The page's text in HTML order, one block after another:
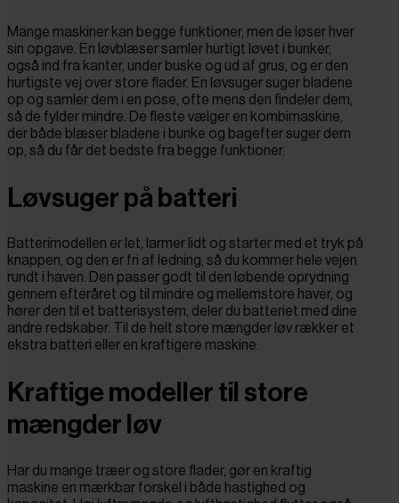
Mange maskiner kan begge funktioner, men de løser hver
sin opgave. En løvblæser samler hurtigt løvet i bunker,
også ind fra kanter, under buske og ud af grus, og er den
hurtigste vej over store flader. En løvsuger suger bladene
op og samler dem i en pose, ofte mens den findeler dem,
så de fylder mindre. De fleste vælger en kombimaskine,
der både blæser bladene i bunke og bagefter suger dem
op, så du får det bedste fra begge funktioner.
Løvsuger på batteri
Batterimodellen er let, larmer lidt og starter med et tryk på
knappen, og den er fri af ledning, så du kommer hele vejen
rundt i haven. Den passer godt til den løbende oprydning
gennem efteråret og til mindre og mellemstore haver, og
hører den til et batterisystem, deler du batteriet med dine
andre redskaber. Til de helt store mængder løv rækker et
ekstra batteri eller en kraftigere maskine.
Kraftige modeller til store
mængder løv
Har du mange træer og store flader, gør en kraftig
maskine en mærkbar forskel i både hastighed og